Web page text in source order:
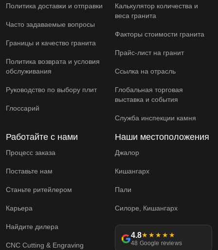
Политика доставки и отправки
Часто задаваемые вопросы
Границы и качество гранита
Политика возврата и условия
обслуживания
Руководство по выбору плит
Глоссарий
Калькулятор количества и
веса гранита
Факторы стоимости гранита
Прайс-лист на гранит
Ссылка на отрасль
Глобальная торговая
выставка и события
Служба инспекции камня
Работайте с нами
Процесс заказа
Поставьте нам
Станьте ритейлером
Карьера
Найдите дилера
CNC Cutting & Engraving
Наши местоположения
Джалор
Кишангарх
Пали
Силоре, Кишангарх
4.8★★★★★
48 Google reviews